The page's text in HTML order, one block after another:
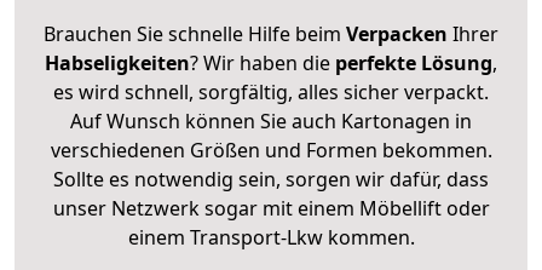
Brauchen Sie schnelle Hilfe beim Verpacken Ihrer
Habseligkeiten? Wir haben die perfekte Lösung,
es wird schnell, sorgfältig, alles sicher verpackt.
Auf Wunsch können Sie auch Kartonagen in
verschiedenen Größen und Formen bekommen.
Sollte es notwendig sein, sorgen wir dafür, dass
unser Netzwerk sogar mit einem Möbellift oder
einem Transport-Lkw kommen.